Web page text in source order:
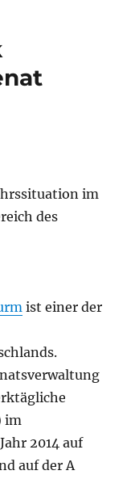
im
des
ist einer der
im
2014 auf
auf der A